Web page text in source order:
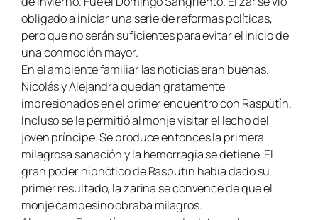
obligado a iniciar una serie de reformas políticas,
pero que no serán suficientes para evitar el inicio de
una conmoción mayor.
En el ambiente familiar las noticias eran buenas.
Nicolás y Alejandra quedan gratamente
impresionados en el primer encuentro con Rasputín.
Incluso se le permitió al monje visitar el lecho del
joven príncipe. Se produce entonces la primera
milagrosa sanación y la hemorragia se detiene. El
gran poder hipnótico de Rasputín había dado su
primer resultado, la zarina se convence de que el
monje campesino obraba milagros.